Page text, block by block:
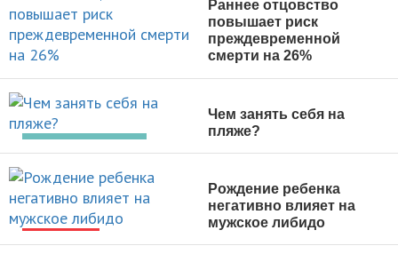
НОВОСТИ
Раннее отцовство
повышает риск
преждевременной
смерти на 26%
Чем занять себя на
пляже?
НОВОСТИ
Рождение ребенка
негативно влияет на
мужское либидо